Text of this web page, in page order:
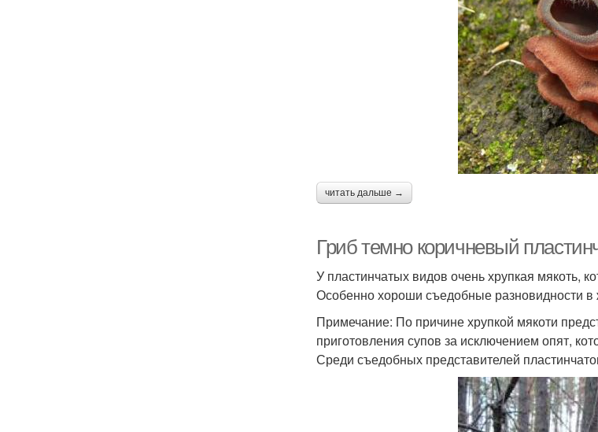
читать дальше →
Гриб темно коричневый
У пластинчатых видов очень хрупкая мякоть,
Особенно хороши съедобные разновидности
Примечание: По причине хрупкой мякоти
приготовления супов за исключением опят,
Среди съедобных представителей